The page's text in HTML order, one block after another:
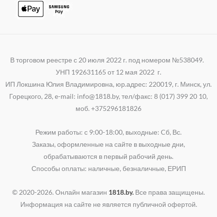
В торговом реестре с 20 июля 2022 г. под номером №538049.
УНП 192631165 от 12 мая 2022 г.
ИП Локшина Юлия Владимировна, юр.адрес: 220019, г. Минск, ул.
Горецкого, 28, e-mail: info@1818.by, тел/факс: 8 (017) 399 20 10,
моб. +375296181826
Режим работы: с 9:00-18:00, выходные: Cб, Вс.
Заказы, оформленные на сайте в выходные дни,
обрабатываются в первый рабочий день.
Способы оплаты: наличные, безналичные, ЕРИП
© 2020-2026. Онлайн магазин 1818.by. Все права защищены.
Информация на сайте не является публичной офертой.